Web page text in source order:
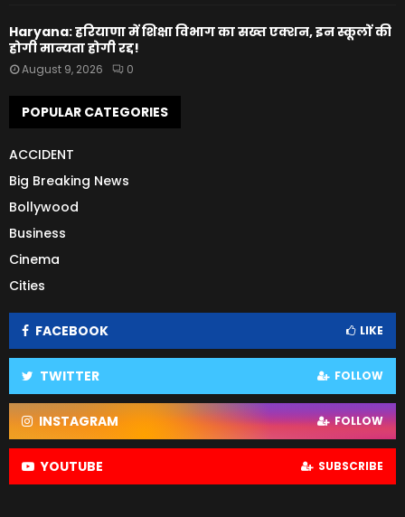
Haryana: हरियाणा में शिक्षा विभाग का सख्त एक्शन, इन स्कूलों की
होगी मान्यता होगी रद्द!
August 9, 2026 0
POPULAR CATEGORIES
ACCIDENT
Big Breaking News
Bollywood
Business
Cinema
Cities
FACEBOOK LIKE
TWITTER FOLLOW
INSTAGRAM FOLLOW
YOUTUBE SUBSCRIBE